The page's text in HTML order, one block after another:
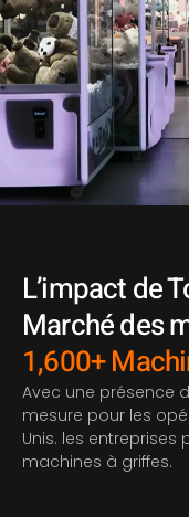
L’impact de
Marché des
1,600+
Avec une présence
mesure pour les
Unis. les entreprises
machines à griffes.